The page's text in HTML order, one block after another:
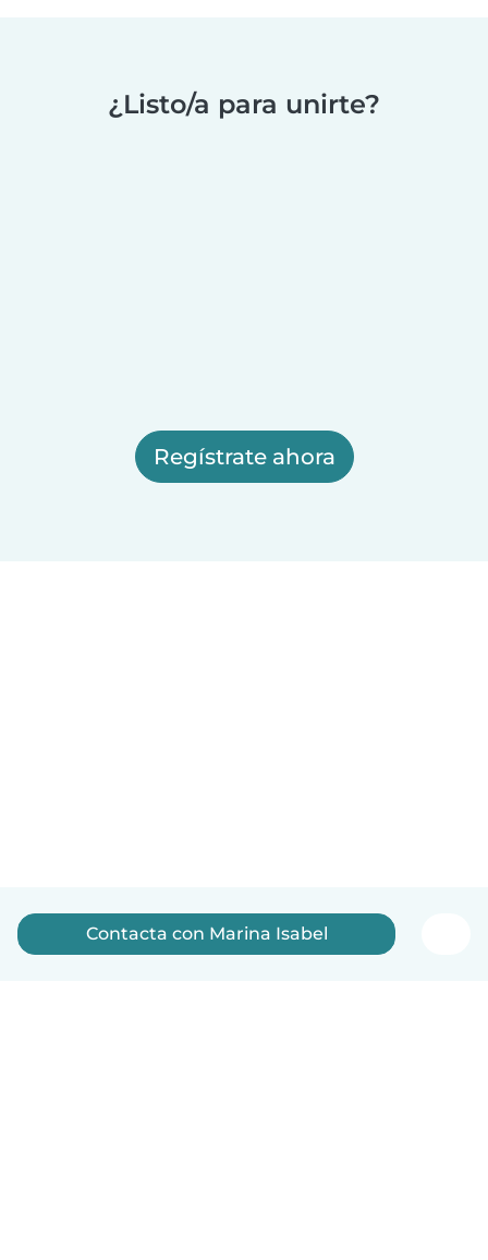
¿Listo/a para unirte?
Regístrate ahora
Contacta con Marina Isabel